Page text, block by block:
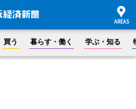
買う 暮らす・働く 学ぶ・知る